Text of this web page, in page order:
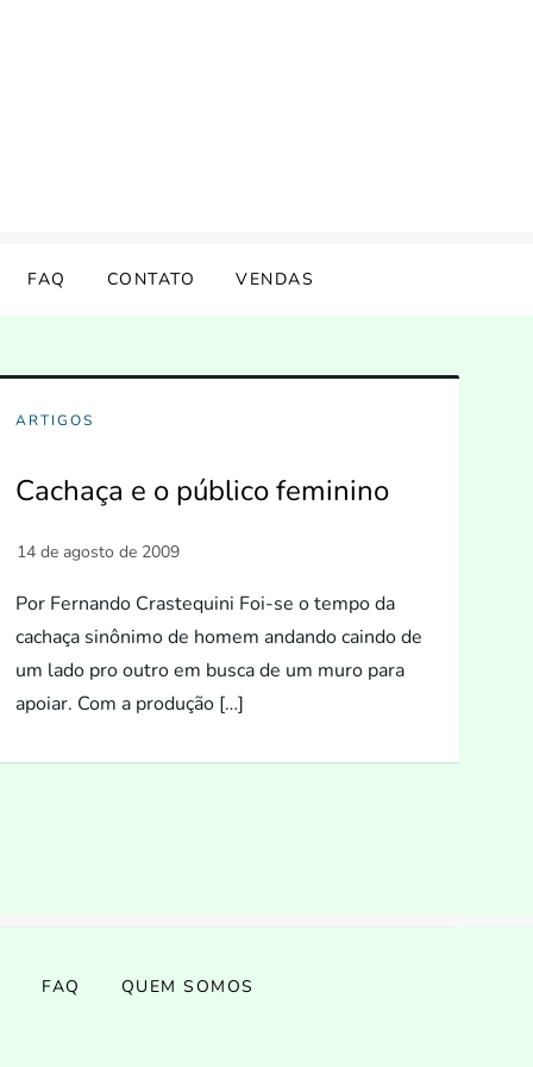
FAQ CONTATO VENDAS
ARTIGOS
Cachaça e o público feminino
Por Fernando Crastequini Foi-se o tempo da
cachaça sinônimo de homem andando caindo de
um lado pro outro em busca de um muro para
apoiar. Com a produção […]
FAQ QUEM SOMOS